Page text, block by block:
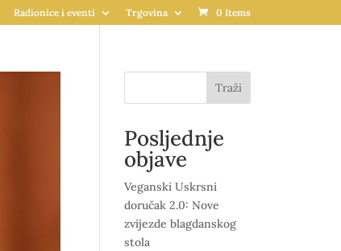
Radionice i eventi Trgovina 0 Items
Traži
Posljednje
objave
Veganski Uskrsni
doručak 2.0: Nove
zvijezde blagdanskog
stola